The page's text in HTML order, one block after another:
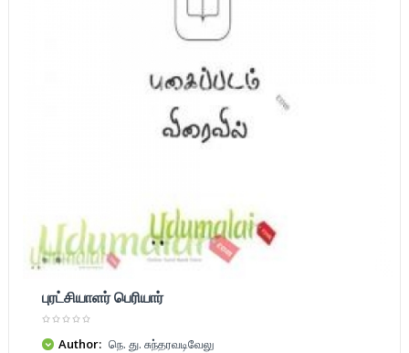
புரட்சியாளர் பெரியார்
Author: நெ. து. சுந்தரவடிவேலு